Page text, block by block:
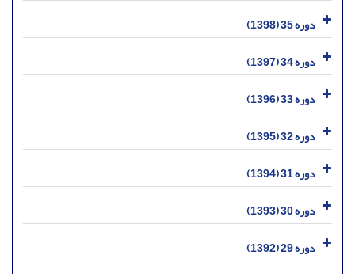
دوره 35 (1398)
دوره 34 (1397)
دوره 33 (1396)
دوره 32 (1395)
دوره 31 (1394)
دوره 30 (1393)
دوره 29 (1392)